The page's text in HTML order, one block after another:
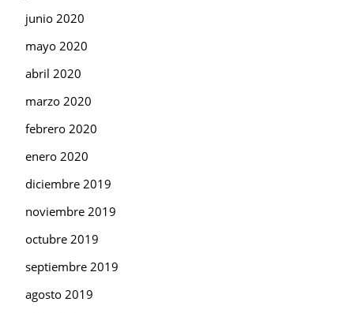
junio 2020
mayo 2020
abril 2020
marzo 2020
febrero 2020
enero 2020
diciembre 2019
noviembre 2019
octubre 2019
septiembre 2019
agosto 2019